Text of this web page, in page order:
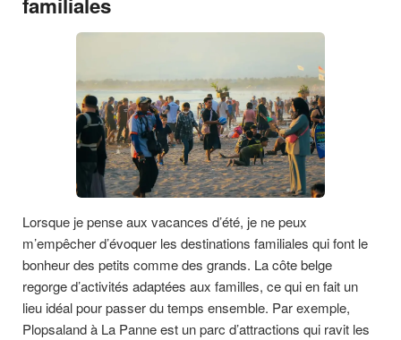
Lorsque je pense aux vacances d’été, je ne peux
m’empêcher d’évoquer les destinations familiales qui font le
bonheur des petits comme des grands. La côte belge
regorge d’activités adaptées aux familles, ce qui en fait un
lieu idéal pour passer du temps ensemble. Par exemple,
Plopsaland à La Panne est un parc d’attractions qui ravit les